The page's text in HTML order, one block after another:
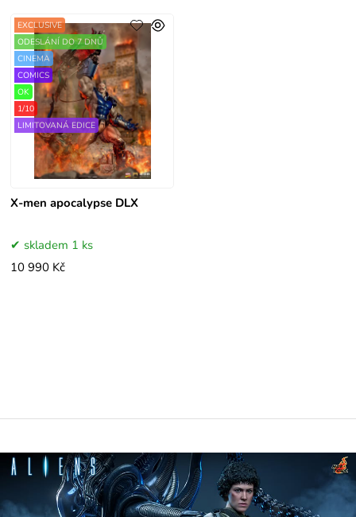
X-men apocalypse DLX
EXCLUSIVE
ODESLÁNÍ DO 7 DNŮ
CINEMA
COMICS
OK
1/10
LIMITOVANÁ EDICE
skladem 1 ks
10 990 Kč